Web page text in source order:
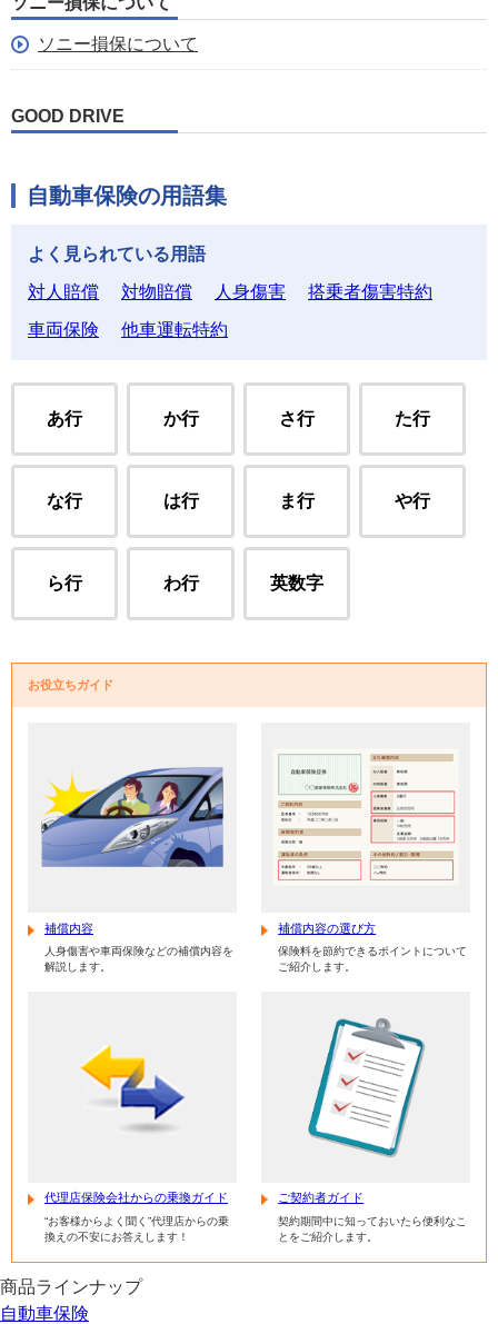
ソニー損保について
GOOD DRIVE
自動車保険の用語集
よく見られている用語
対人賠償
対物賠償 人身傷害
搭乗者傷害特約
車両保険
他車運転特約
あ行 か行 さ行 た行
な行 は行 ま行 や行
ら行 わ行 英数字
お役立ちガイド
補償内容
人身傷害や車両保険などの補償内容を
解説します。
補償内容の選び方
保険料を節約できるポイントについて
ご紹介します。
代理店保険会社からの乗換ガイド
“お客様からよく聞く”代理店からの乗
換えの不安にお答えします！
ご契約者ガイド
契約期間中に知っておいたら便利なこ
とをご紹介します。
商品ラインナップ
自動車保険